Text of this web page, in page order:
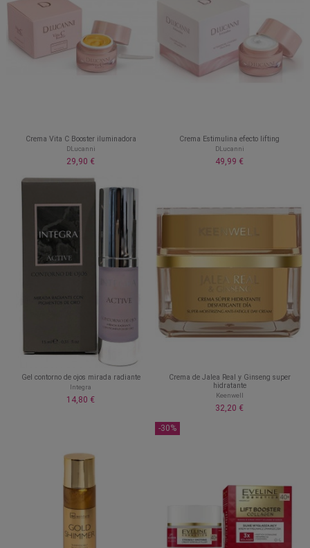
Crema Vita C Booster iluminadora
DLucanni
29,90 €
Crema Estimulina efecto lifting
DLucanni
49,99 €
Gel contorno de ojos mirada radiante
Integra
14,80 €
Crema de Jalea Real y Ginseng super
hidratante
Keenwell
32,20 €
-30%